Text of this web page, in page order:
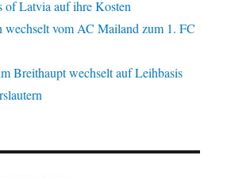
of Latvia auf ihre Kosten
wechselt vom AC Mailand zum 1. FC
Breithaupt wechselt auf Leihbasis